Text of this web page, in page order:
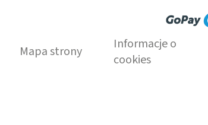
Mapa strony
Informacje o
cookies